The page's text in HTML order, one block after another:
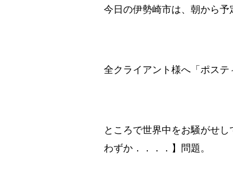
今日の伊勢崎市は、朝から予
全クライアント様へ「ポス
ところで世界中をお騒がせ
わずか．．．．】問題。